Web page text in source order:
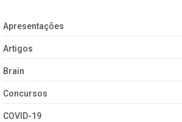
Apresentações
Artigos
Brain
Concursos
COVID-19